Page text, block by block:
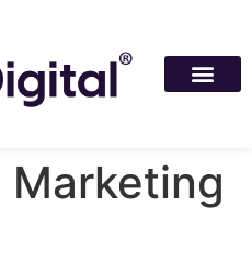
Marketing